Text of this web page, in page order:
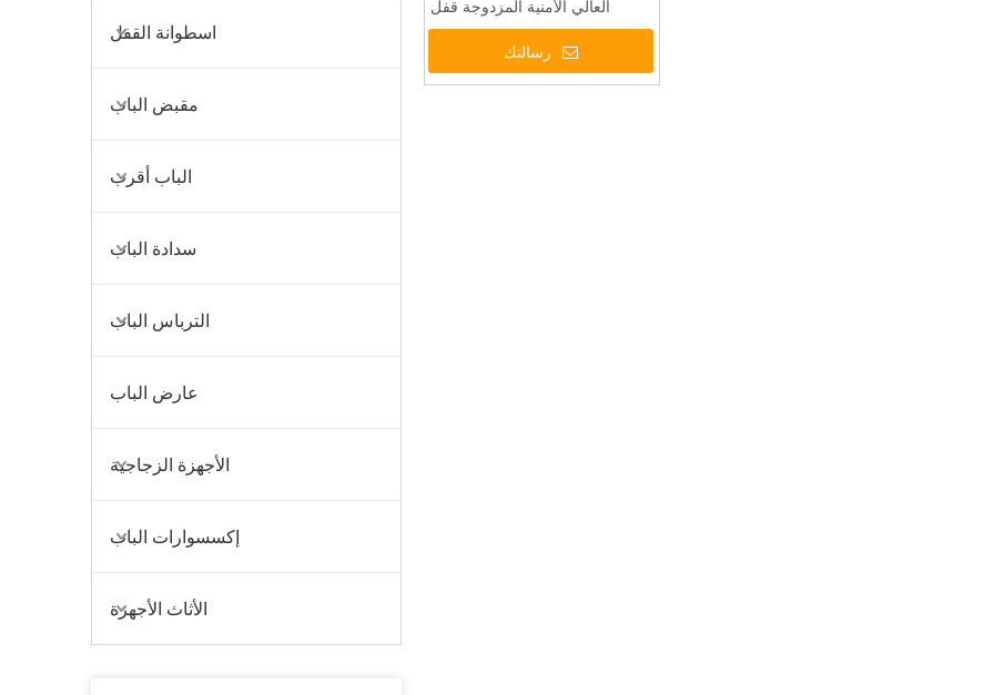
اسطوانة القفل
مقبض الباب
الباب أقرب
سدادة الباب
الترباس الباب
عارض الباب
الأجهزة الزجاجية
إكسسوارات الباب
الأثاث الأجهزة
العالي الأمنية المزدوجة قفل
كهربائي DDRL160
رسالتك